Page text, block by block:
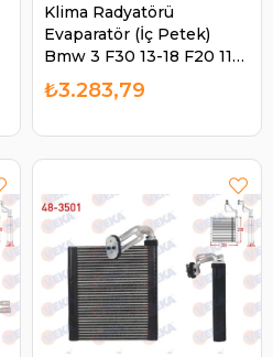
Klima Radyatörü
Evaparatör (İç Petek)
Bmw 3 F30 13-18 F20 11-
19 F22 13-18 F36 13-19 |
VEKA 481401
₺3.283,79